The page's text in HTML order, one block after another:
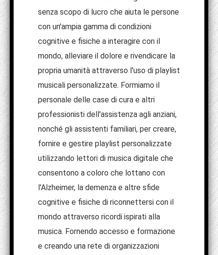
senza scopo di lucro che aiuta le persone
con un'ampia gamma di condizioni
cognitive e fisiche a interagire con il
mondo, alleviare il dolore e rivendicare la
propria umanità attraverso l'uso di playlist
musicali personalizzate. Formiamo il
personale delle case di cura e altri
professionisti dell'assistenza agli anziani,
nonché gli assistenti familiari, per creare,
fornire e gestire playlist personalizzate
utilizzando lettori di musica digitale che
consentono a coloro che lottano con
l'Alzheimer, la demenza e altre sfide
cognitive e fisiche di riconnettersi con il
mondo attraverso ricordi ispirati alla
musica. Fornendo accesso e formazione
e creando una rete di organizzazioni